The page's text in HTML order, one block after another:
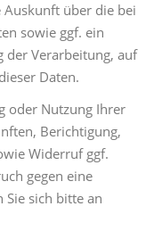
Auskunft über die bei
sowie ggf. ein
der Verarbeitung, auf
Daten.
oder Nutzung Ihrer
Berichtigung,
Widerruf ggf.
gegen eine
sich bitte an